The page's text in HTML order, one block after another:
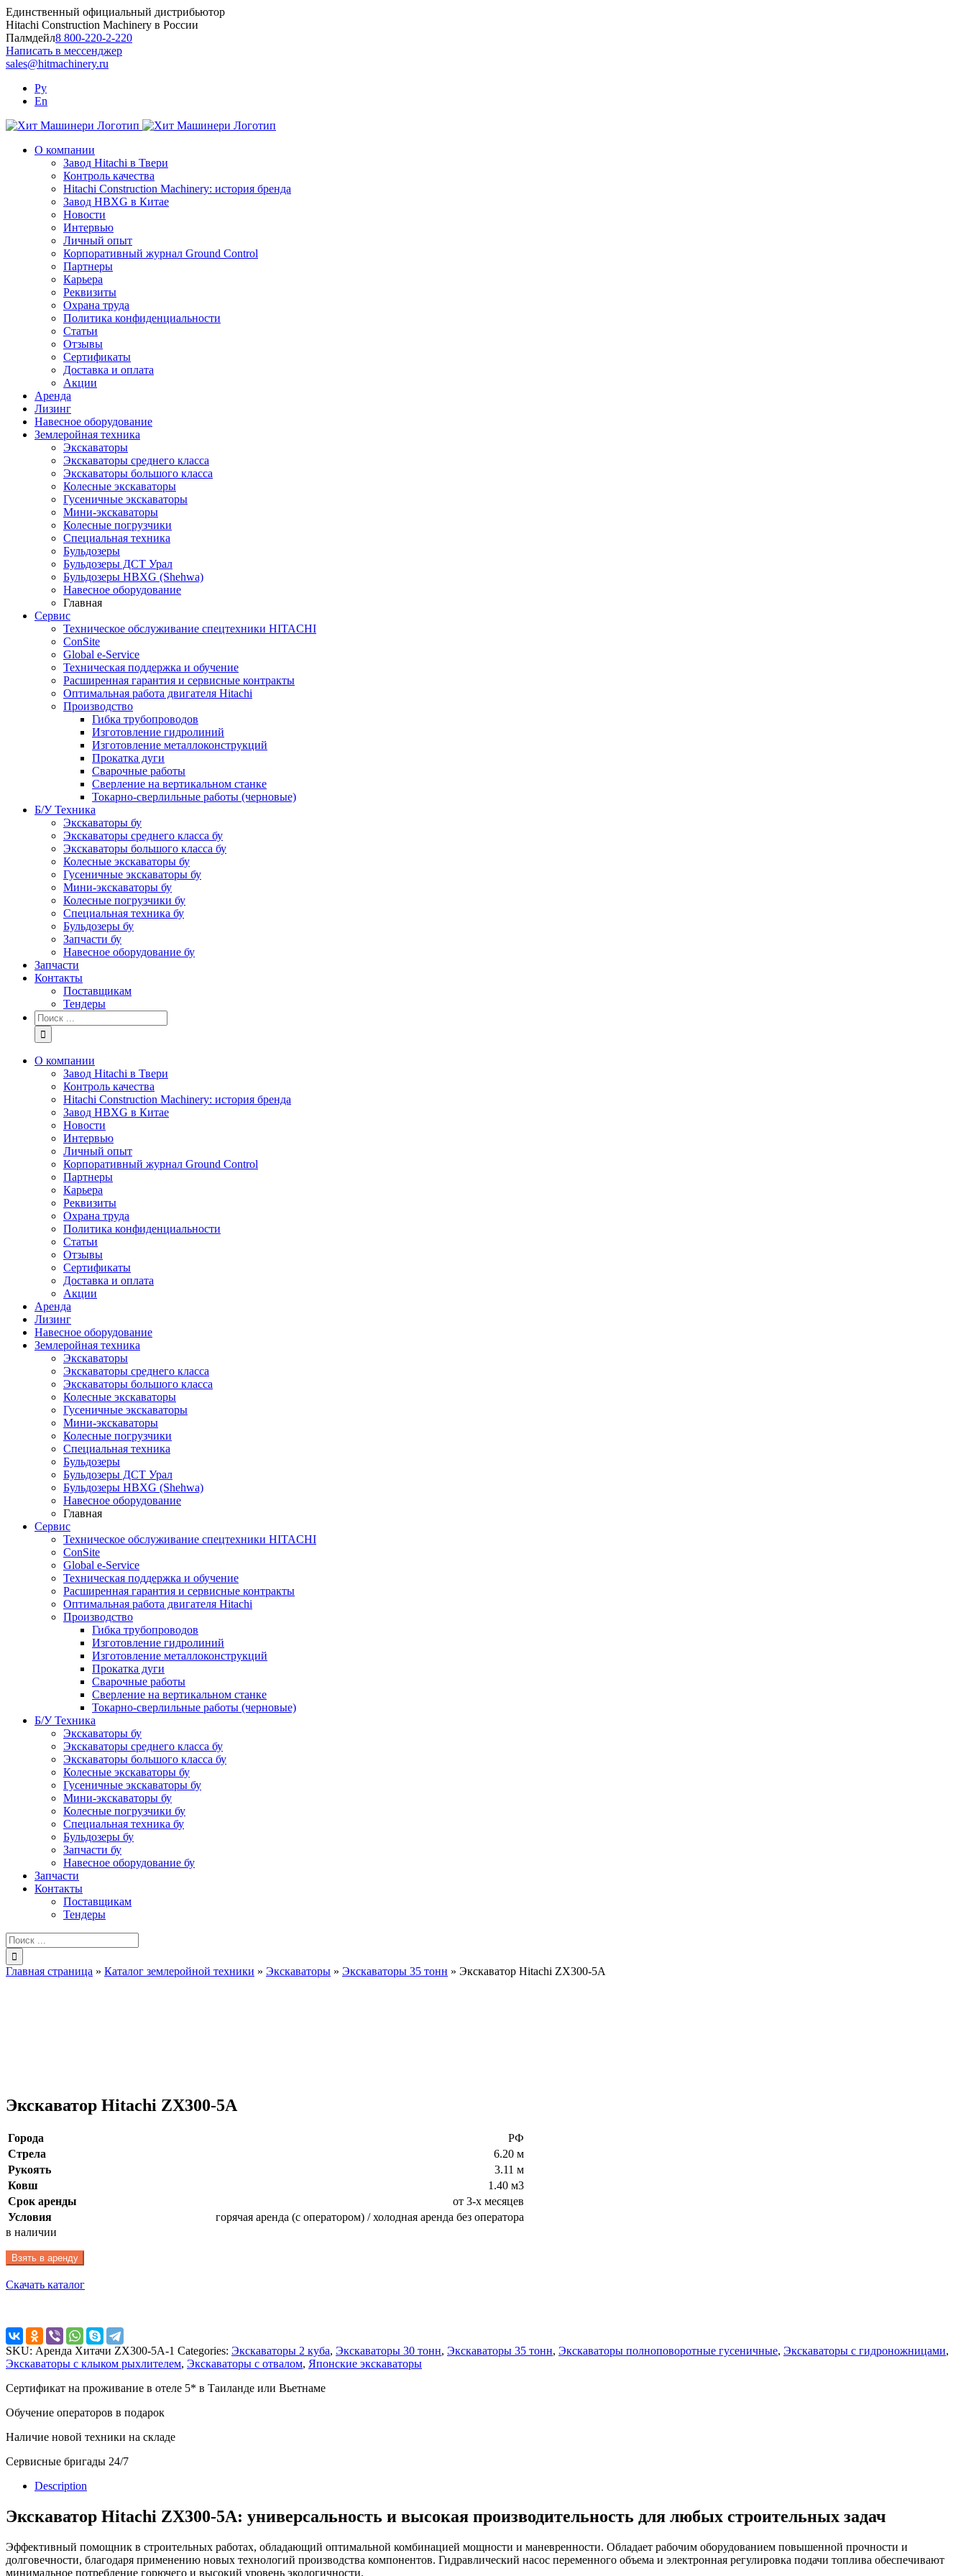
Skip
to
content
Единственный официальный дистрибьютор
Hitachi Construction Machinery в России
Палмдейл8 800-220-2-220
Написать в мессенджер
sales@hitmachinery.ru
Ру
En
О компании
Завод Hitachi в Твери
Контроль качества
Hitachi Construction Machinery: история бренда
Завод HBXG в Китае
Новости
Интервью
Личный опыт
Корпоративный журнал Ground Control
Партнеры
Карьера
Реквизиты
Охрана труда
Политика конфиденциальности
Статьи
Отзывы
Сертификаты
Доставка и оплата
Акции
Аренда
Лизинг
Навесное оборудование
Землеройная техника
Экскаваторы
Экскаваторы среднего класса
Экскаваторы большого класса
Колесные экскаваторы
Гусеничные экскаваторы
Мини-экскаваторы
Колесные погрузчики
Специальная техника
Бульдозеры
Бульдозеры ДСТ Урал
Бульдозеры HBXG (Shehwa)
Навесное оборудование
Главная
Сервис
Техническое обслуживание спецтехники HITACHI
ConSite
Global e-Service
Техническая поддержка и обучение
Расширенная гарантия и сервисные контракты
Оптимальная работа двигателя Hitachi
Производство
Гибка трубопроводов
Изготовление гидролиний
Изготовление металлоконструкций
Прокатка дуги
Сварочные работы
Сверление на вертикальном станке
Токарно-сверлильные работы (черновые)
Б/У Техника
Экскаваторы бу
Экскаваторы среднего класса бу
Экскаваторы большого класса бу
Колесные экскаваторы бу
Гусеничные экскаваторы бу
Мини-экскаваторы бу
Колесные погрузчики бу
Специальная техника бу
Бульдозеры бу
Запчасти бу
Навесное оборудование бу
Запчасти
Контакты
Поставщикам
Тендеры
Результат
поиска:
О компании
Завод Hitachi в Твери
Контроль качества
Hitachi Construction Machinery: история бренда
Завод HBXG в Китае
Новости
Интервью
Личный опыт
Корпоративный журнал Ground Control
Партнеры
Карьера
Реквизиты
Охрана труда
Политика конфиденциальности
Статьи
Отзывы
Сертификаты
Доставка и оплата
Акции
Аренда
Лизинг
Навесное оборудование
Землеройная техника
Экскаваторы
Экскаваторы среднего класса
Экскаваторы большого класса
Колесные экскаваторы
Гусеничные экскаваторы
Мини-экскаваторы
Колесные погрузчики
Специальная техника
Бульдозеры
Бульдозеры ДСТ Урал
Бульдозеры HBXG (Shehwa)
Навесное оборудование
Главная
Сервис
Техническое обслуживание спецтехники HITACHI
ConSite
Global e-Service
Техническая поддержка и обучение
Расширенная гарантия и сервисные контракты
Оптимальная работа двигателя Hitachi
Производство
Гибка трубопроводов
Изготовление гидролиний
Изготовление металлоконструкций
Прокатка дуги
Сварочные работы
Сверление на вертикальном станке
Токарно-сверлильные работы (черновые)
Б/У Техника
Экскаваторы бу
Экскаваторы среднего класса бу
Экскаваторы большого класса бу
Колесные экскаваторы бу
Гусеничные экскаваторы бу
Мини-экскаваторы бу
Колесные погрузчики бу
Специальная техника бу
Бульдозеры бу
Запчасти бу
Навесное оборудование бу
Запчасти
Контакты
Поставщикам
Тендеры
Результат
поиска:
Главная страница » Каталог землеройной техники » Экскаваторы » Экскаваторы 35 тонн » Экскаватор Hitachi ZX300-5A
Экскаватор Hitachi ZX300-5A
Города
РФ
Стрела
6.20 м
Рукоять
3.11 м
Ковш
1.40 м3
Срок аренды
от 3-х месяцев
Условия
горячая аренда (с оператором) / холодная аренда без оператора
в наличии
Взять в аренду
Скачать каталог
SKU: Аренда Хитачи ZX300-5A-1 Categories: Экскаваторы 2 куба, Экскаваторы 30 тонн, Экскаваторы 35 тонн, Экскаваторы полноповоротные гусеничные, Экскаваторы с гидроножницами,
Экскаваторы с клыком рыхлителем, Экскаваторы с отвалом, Японские экскаваторы
Сертификат на проживание в отеле 5* в Таиланде или Вьетнаме
Обучение операторов в подарок
Наличие новой техники на складе
Сервисные бригады 24/7
Description
Экскаватор Hitachi ZX300-5A: универсальность и высокая производительность для любых строительных задач
Эффективный помощник в строительных работах, обладающий оптимальной комбинацией мощности и маневренности. Обладает рабочим оборудованием повышенной прочности и
долговечности, благодаря применению новых технологий производства компонентов. Гидравлический насос переменного объема и электронная регулировка подачи топлива обеспечивают
минимальное потребление горючего и высокий уровень экологичности.